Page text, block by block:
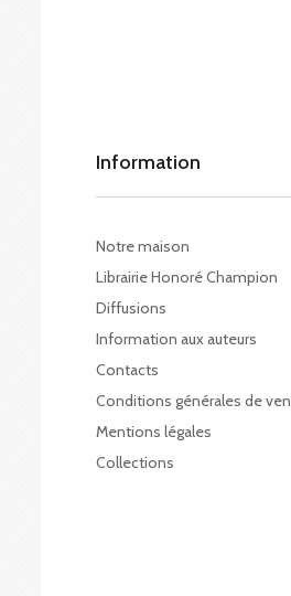
Information
Notre maison
Librairie Honoré Champion
Diffusions
Information aux auteurs
Contacts
Conditions générales de
Mentions légales
Collections